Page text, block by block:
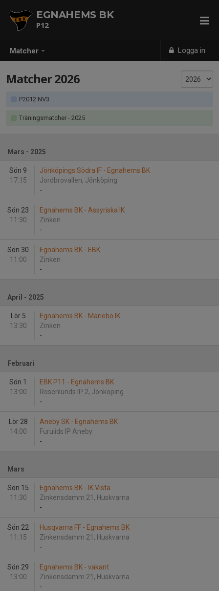
Matcher Logga in
EGNAHEMS BK
P12
Matcher 2026
P2012 NV3
Träningsmatcher - 2025
Mars - 2025
Sön 9
17:15
Jönköpings Södra IF - Egnahems BK
Jordbrovallen, Jönköping
-
Sön 23
11:30
Egnahems BK - Assyriska IK
Zinken
-
Sön 30
11:00
Egnahems BK - EBK
Zinken
-
April - 2025
Lör 5
13:30
Egnahems BK - Mariebo IK
Zinken
-
Februari
Sön 1
13:00
EBK P11 - Egnahems BK
Rosenlunds IP 2, Jönköping
-
Lör 28
14:00
Aneby SK - Egnahems BK
Furulids IP Aneby
-
Mars
Sön 15
11:30
Egnahems BK - IK Vista
Zinkensdamm 21, Huskvarna
-
Sön 22
11:15
Husqvarna FF - Egnahems BK
Zinkensdamm 21, Huskvarna
-
Sön 29
13:00
Egnahems BK - vakant
Zinkensdamm 21, Huskvarna
-